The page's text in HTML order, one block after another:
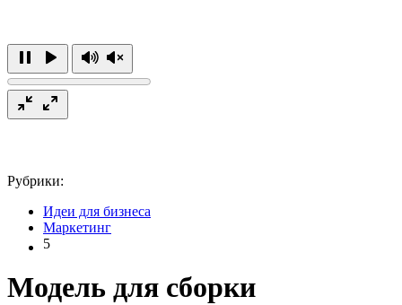
Рубрики:
Идеи для бизнеса
Маркетинг
5
Модель для сборки